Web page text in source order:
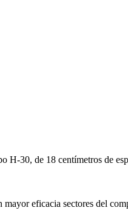
H-30, de 18 centímetros de
eficacia sectores del